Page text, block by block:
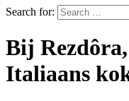
Search for:
Bij
Italiaans